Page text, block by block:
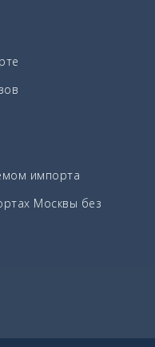
импорта
Москвы без